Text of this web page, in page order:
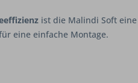
ist die Malindi Soft
eine einfache Montage.